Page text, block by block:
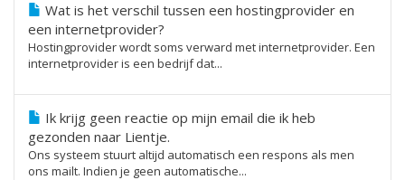
Wat is het verschil tussen een hostingprovider en
een internetprovider?
Hostingprovider wordt soms verward met internetprovider. Een
internetprovider is een bedrijf dat...
Ik krijg geen reactie op mijn email die ik heb
gezonden naar Lientje.
Ons systeem stuurt altijd automatisch een respons als men
ons mailt. Indien je geen automatische...